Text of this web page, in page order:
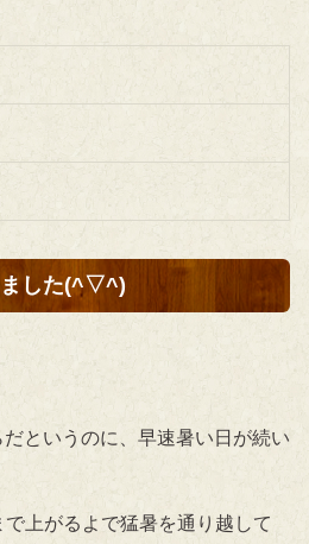
ました(^▽^)
というのに、早速暑い日が続い
上がるよで猛暑を通り越して